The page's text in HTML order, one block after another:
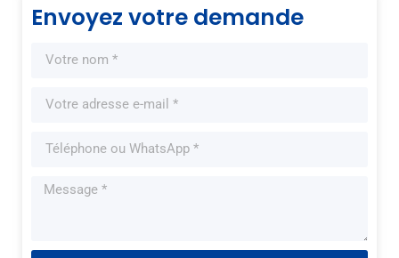
Envoyez votre demande